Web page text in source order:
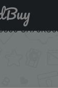
Remote